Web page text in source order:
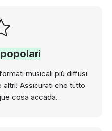
musicali più diffusi
altri! Assicurati che tutto
cosa accada.